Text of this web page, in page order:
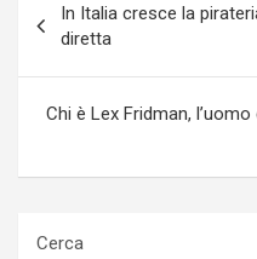
articoli
In Italia cresce la
diretta
Chi è Lex Fridman,
Cerca